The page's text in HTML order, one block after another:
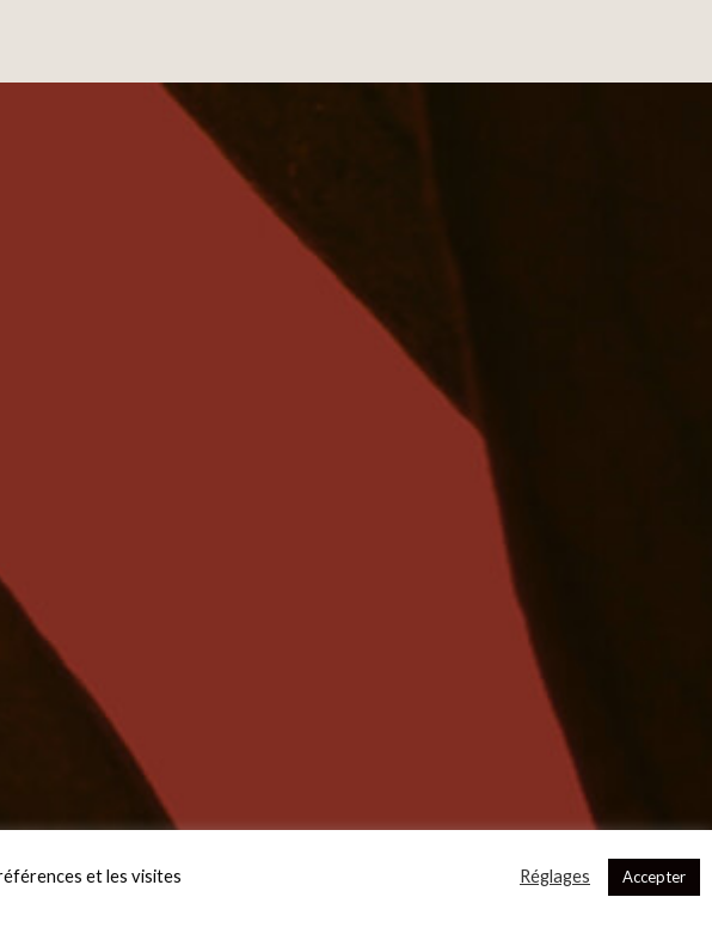
et les visites
Réglages Accepter